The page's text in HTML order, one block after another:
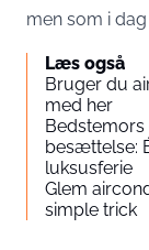
men som i
Læs også
Bruger du
med her
besættelse:
luksusferie
Glem
simple trick